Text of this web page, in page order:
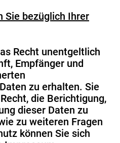
Sie bezüglich Ihrer
Recht unentgeltlich
Empfänger und
zu erhalten. Sie
die Berichtigung,
dieser Daten zu
zu weiteren Fragen
können Sie sich